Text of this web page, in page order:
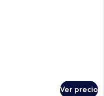
Ver precio